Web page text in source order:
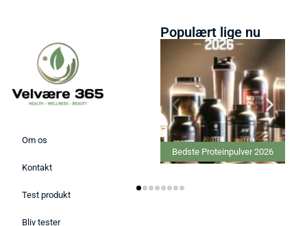
Om os
Kontakt
Test produkt
Bliv tester
Populært lige nu
Bedste Proteinpulver 2026